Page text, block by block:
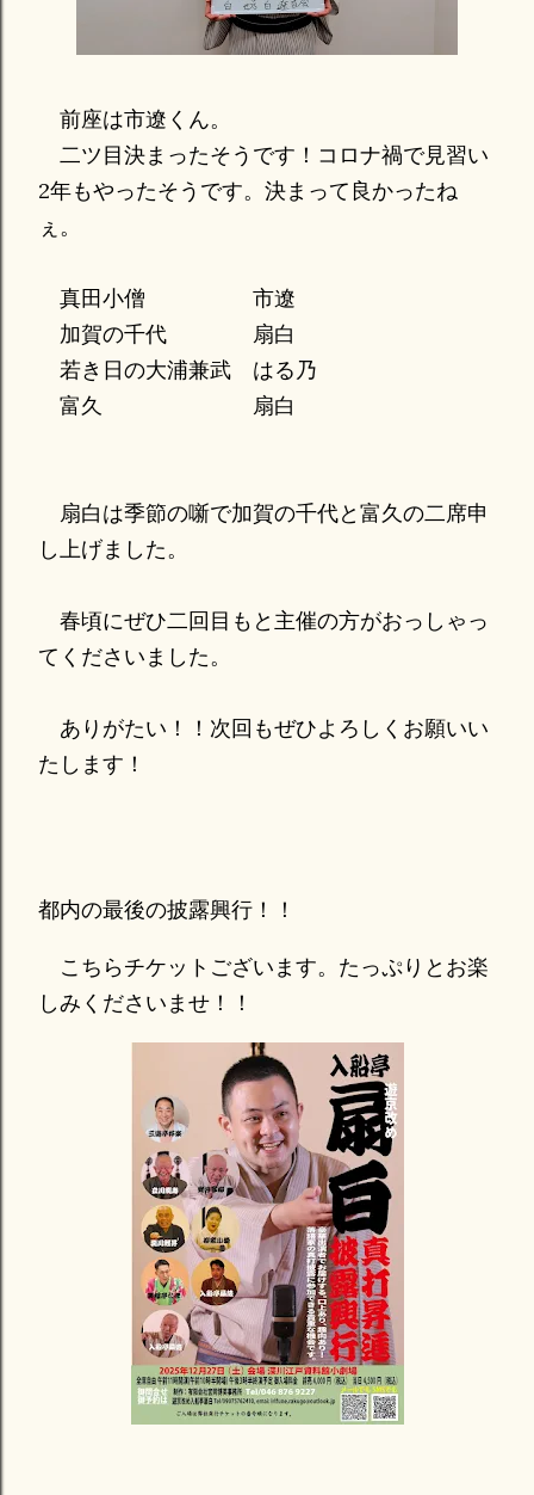
前座は市遼くん。
二ツ目決まったそうです！コロナ禍で見習い
2年もやったそうです。決まって良かったね
ぇ。
真田小僧 市遼
加賀の千代 扇白
若き日の大浦兼武 はる乃
富久 扇白
扇白は季節の噺で加賀の千代と富久の二席申
し上げました。
春頃にぜひ二回目もと主催の方がおっしゃっ
てくださいました。
ありがたい！！次回もぜひよろしくお願いい
たします！
都内の最後の披露興行！！
こちらチケットございます。たっぷりとお楽
しみくださいませ！！